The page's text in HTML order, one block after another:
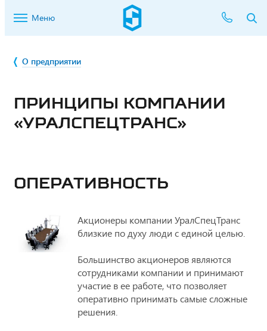
Меню
О предприятии
ПРИНЦИПЫ КОМПАНИИ
«УРАЛСПЕЦТРАНС»
ОПЕРАТИВНОСТЬ
Акционеры компании УралСпецТранс
близкие по духу люди с единой целью.
Большинство акционеров являются
сотрудниками компании и принимают
участие в ее работе, что позволяет
оперативно принимать самые сложные
решения.